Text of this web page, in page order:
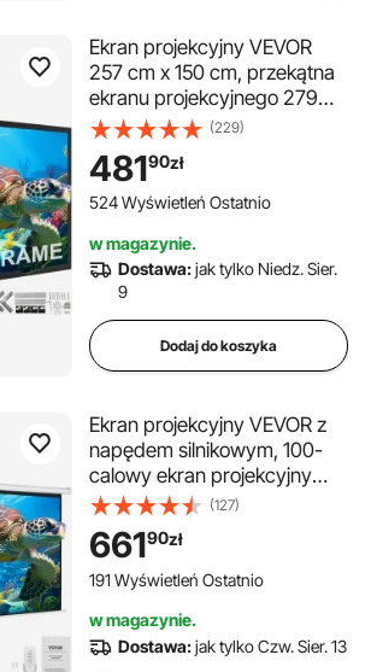
Ekran projekcyjny VEVOR
257 cm x 150 cm, przekątna
ekranu projekcyjnego 279
cm, ekran montowany na
suficie, wykonany z PVC,
powierzchnia projekcyjna 15
kg, kąt widzenia 160°, do
powietrzu
(229)
48190zł
524 Wyświetleń Ostatnio
w magazynie.
Dostawa:jak tylko Niedz. Sier.
9
Dodaj do koszyka
Ekran projekcyjny VEVOR z
napędem silnikowym, 100-
calowy ekran projekcyjny
16:9 4K 1080 HD,
automatyczny ekran
projekcyjny z pilotem,
montowany na ścianie ekran
domowego
(127)
66190zł
191 Wyświetleń Ostatnio
w magazynie.
Dostawa:jak tylko Czw. Sier. 13